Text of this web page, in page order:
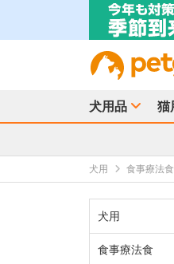
犬用品 猫
犬用 食事療法食
犬用
食事療法食